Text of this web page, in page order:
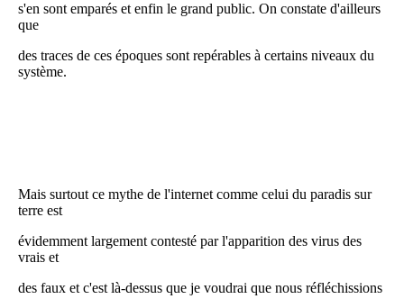
s'en sont emparés et enfin le grand public. On constate d'ailleurs
que
des traces de ces époques sont repérables à certains niveaux du
système.
Mais surtout ce mythe de l'internet comme celui du paradis sur
terre est
évidemment largement contesté par l'apparition des virus des
vrais et
des faux et c'est là-dessus que je voudrai que nous réfléchissions